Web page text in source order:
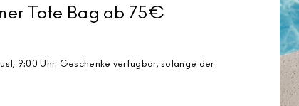
Tote Bag ab 75€
9:00 Uhr. Geschenke verfügbar, solange der